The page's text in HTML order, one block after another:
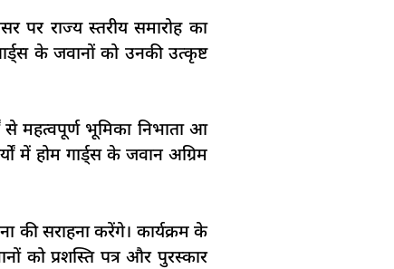
पर राज्य स्तरीय समारोह का
के जवानों को उनकी उत्कृष्ट
से महत्वपूर्ण भूमिका निभाता आ
में होम गार्ड्स के जवान अग्रिम
सराहना करेंगे। कार्यक्रम के
को प्रशस्ति पत्र और पुरस्कार